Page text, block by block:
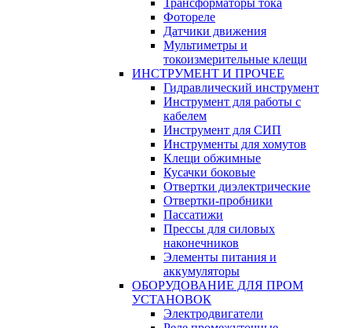
Трансформаторы тока
Фотореле
Датчики движения
Мультиметры и
токоизмерительные клещи
ИНСТРУМЕНТ И ПРОЧЕЕ
Гидравлический инструмент
Инструмент для работы с
кабелем
Инструмент для СИП
Инструменты для хомутов
Клещи обжимные
Кусачки боковые
Отвертки диэлектрические
Отвертки-пробники
Пассатижи
Прессы для силовых
наконечников
Элементы питания и
аккумуляторы
ОБОРУДОВАНИЕ ДЛЯ ПРОМ
УСТАНОВОК
Электродвигатели